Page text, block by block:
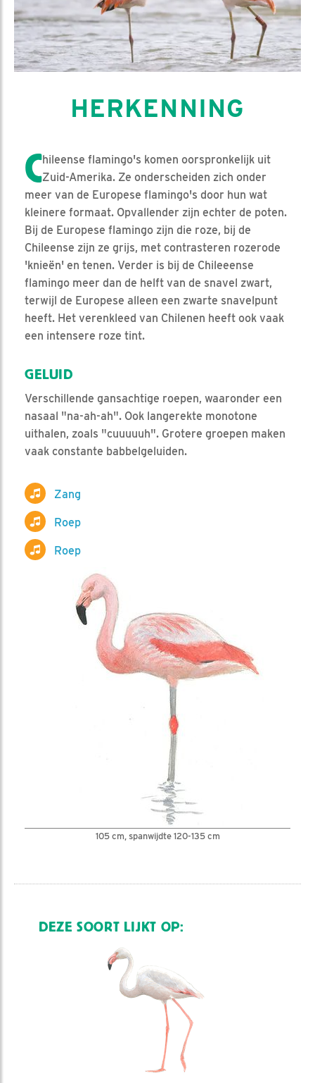
HERKENNING
Chileense flamingo's komen oorspronkelijk uit
Zuid-Amerika. Ze onderscheiden zich onder
meer van de Europese flamingo's door hun wat
kleinere formaat. Opvallender zijn echter de poten.
Bij de Europese flamingo zijn die roze, bij de
Chileense zijn ze grijs, met contrasteren rozerode
'knieën' en tenen. Verder is bij de Chileeense
flamingo meer dan de helft van de snavel zwart,
terwijl de Europese alleen een zwarte snavelpunt
heeft. Het verenkleed van Chilenen heeft ook vaak
een intensere roze tint.
GELUID
Verschillende gansachtige roepen, waaronder een
nasaal "na-ah-ah". Ook langerekte monotone
uithalen, zoals "cuuuuuh". Grotere groepen maken
vaak constante babbelgeluiden.
Zang
Roep
Roep
105 cm, spanwijdte 120-135 cm
DEZE SOORT LIJKT OP: